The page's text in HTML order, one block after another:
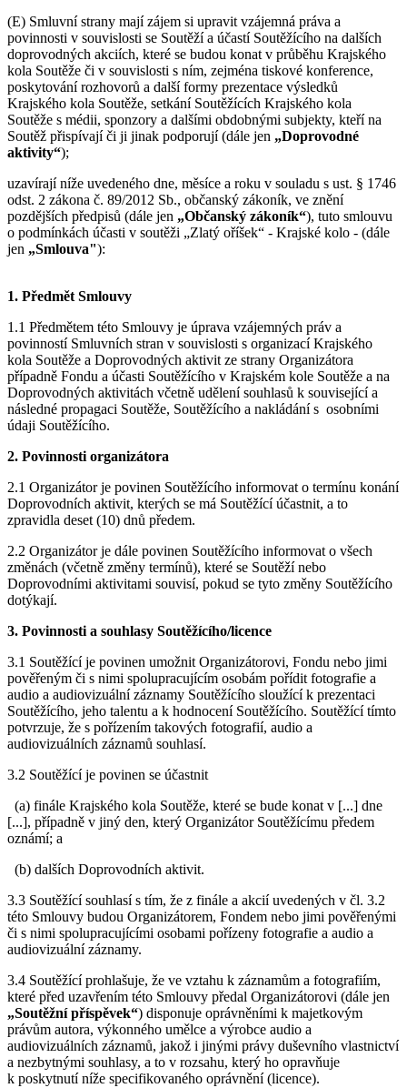
(E) Smluvní strany mají zájem si upravit vzájemná práva a
povinnosti v souvislosti se Soutěží a účastí Soutěžícího na dalších
doprovodných akciích, které se budou konat v průběhu Krajského
kola Soutěže či v souvislosti s ním, zejména tiskové konference,
poskytování rozhovorů a další formy prezentace výsledků
Krajského kola Soutěže, setkání Soutěžících Krajského kola
Soutěže s médii, sponzory a dalšími obdobnými subjekty, kteří na
Soutěž přispívají či ji jinak podporují (dále jen „Doprovodné
aktivity“);
uzavírají níže uvedeného dne, měsíce a roku v souladu s ust. § 1746
odst. 2 zákona č. 89/2012 Sb., občanský zákoník, ve znění
pozdějších předpisů (dále jen „Občanský zákoník“), tuto smlouvu
o podmínkách účasti v soutěži „Zlatý oříšek“ - Krajské kolo - (dále
jen „Smlouva"):
1. Předmět Smlouvy
1.1 Předmětem této Smlouvy je úprava vzájemných práv a
povinností Smluvních stran v souvislosti s organizací Krajského
kola Soutěže a Doprovodných aktivit ze strany Organizátora
případně Fondu a účasti Soutěžícího v Krajském kole Soutěže a na
Doprovodných aktivitách včetně udělení souhlasů k související a
následné propagaci Soutěže, Soutěžícího a nakládání s osobními
údaji Soutěžícího.
2. Povinnosti organizátora
2.1 Organizátor je povinen Soutěžícího informovat o termínu konání
Doprovodních aktivit, kterých se má Soutěžící účastnit, a to
zpravidla deset (10) dnů předem.
2.2 Organizátor je dále povinen Soutěžícího informovat o všech
změnách (včetně změny termínů), které se Soutěží nebo
Doprovodními aktivitami souvisí, pokud se tyto změny Soutěžícího
dotýkají.
3. Povinnosti a souhlasy Soutěžícího/licence
3.1 Soutěžící je povinen umožnit Organizátorovi, Fondu nebo jimi
pověřeným či s nimi spolupracujícím osobám pořídit fotografie a
audio a audiovizuální záznamy Soutěžícího sloužící k prezentaci
Soutěžícího, jeho talentu a k hodnocení Soutěžícího. Soutěžící tímto
potvrzuje, že s pořízením takových fotografií, audio a
audiovizuálních záznamů souhlasí.
3.2 Soutěžící je povinen se účastnit
(a) finále Krajského kola Soutěže, které se bude konat v [...] dne
[...], případně v jiný den, který Organizátor Soutěžícímu předem
oznámí; a
(b) dalších Doprovodních aktivit.
3.3 Soutěžící souhlasí s tím, že z finále a akcií uvedených v čl. 3.2
této Smlouvy budou Organizátorem, Fondem nebo jimi pověřenými
či s nimi spolupracujícími osobami pořízeny fotografie a audio a
audiovizuální záznamy.
3.4 Soutěžící prohlašuje, že ve vztahu k záznamům a fotografiím,
které před uzavřením této Smlouvy předal Organizátorovi (dále jen
„Soutěžní příspěvek“) disponuje oprávněními k majetkovým
právům autora, výkonného umělce a výrobce audio a
audiovizuálních záznamů, jakož i jinými právy duševního vlastnictví
a nezbytnými souhlasy, a to v rozsahu, který ho opravňuje
k poskytnutí níže specifikovaného oprávnění (licence).